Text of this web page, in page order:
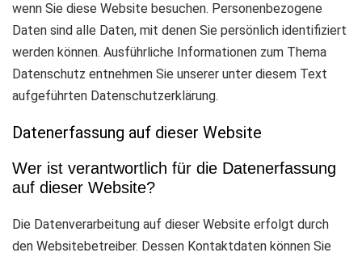
wenn Sie diese Website besuchen. Personenbezogene
Daten sind alle Daten, mit denen Sie persönlich identifiziert
werden können. Ausführliche Informationen zum Thema
Datenschutz entnehmen Sie unserer unter diesem Text
aufgeführten Datenschutzerklärung.
Datenerfassung auf dieser Website
Wer ist verantwortlich für die Datenerfassung
auf dieser Website?
Die Datenverarbeitung auf dieser Website erfolgt durch
den Websitebetreiber. Dessen Kontaktdaten können Sie